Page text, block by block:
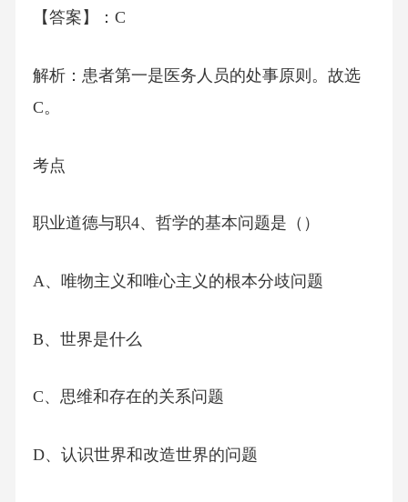
【答案】：C
解析：患者第一是医务人员的处事原则。故选
C。
考点
职业道德与职4、哲学的基本问题是（）
A、唯物主义和唯心主义的根本分歧问题
B、世界是什么
C、思维和存在的关系问题
D、认识世界和改造世界的问题